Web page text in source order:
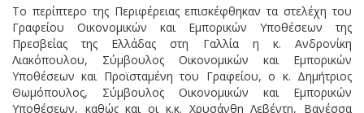
Το περίπτερο της Περιφέρειας επισκέφθηκαν τα στελέχη του
Γραφείου Οικονομικών και Εμπορικών Υποθέσεων της
Πρεσβείας της Ελλάδας στη Γαλλία η κ. Ανδρονίκη
Λιακόπουλου, Σύμβουλος Οικονομικών και Εμπορικών
Υποθέσεων και Προϊσταμένη του Γραφείου, ο κ. Δημήτριος
Θωμόπουλος, Σύμβουλος Οικονομικών και Εμπορικών
Υποθέσεων, καθώς και οι κ.κ. Χρυσάνθη Λεβέντη, Βανέσσα